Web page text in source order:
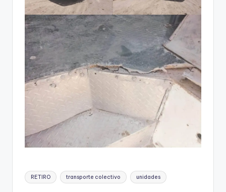
Etiquetas:
RETIRO transporte colectivo unidades